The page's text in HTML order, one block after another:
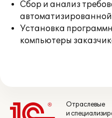
Сбор и анализ
Установка
компьютеры
Отраслевые
и